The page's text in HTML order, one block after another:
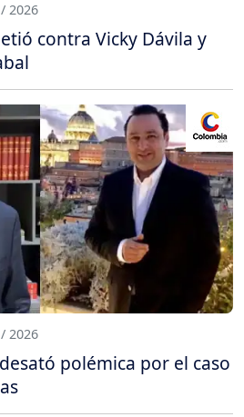
2026
contra Vicky Dávila y
2026
polémica por el caso